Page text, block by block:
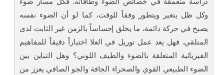
دراسة متعمقة في خصائص الضوء وطاقاته. فكل مسار ضوء
وكل ظل يتغير ويتطور وفقاً للوقت، كما لو أن الضوء نفسه
يصبح في حركة دائمة، ما يخلق إحساساً بالزمن غير الثابت لدى
المتلقي. فهل يعد عمل توريل في العلا اختباراً دقيقاً للمفاهيم
الفيزيائية المتعلقة بالضوء والطيف اللوني؟ وهل التباين بين
الضوء الطبيعي القوي والصحراء الجافة والجو الصافي يعزز من